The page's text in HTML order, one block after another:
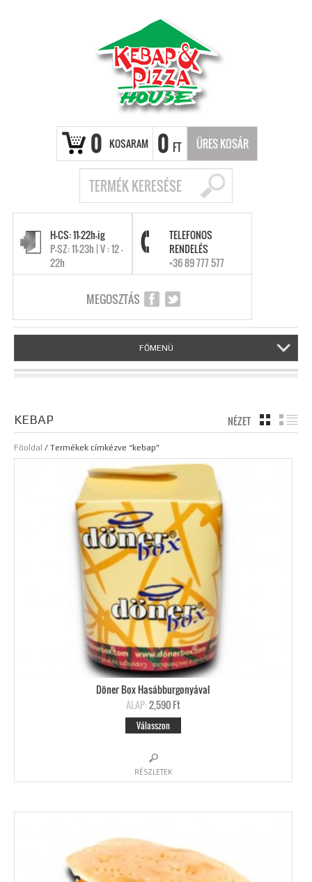
0 KOSARAM 0 FT ÜRES KOSÁR
H-CS: 11-22h-ig
P-SZ: 11-23h | V : 12 -
22h
TELEFONOS
RENDELÉS
+36 89 777 577
MEGOSZTÁS
FŐMENÜ
KEBAP NÉZET
Főoldal / Termékek címkézve “kebap”
Döner Box Hasábburgonyával
ALAP:2,590 Ft
Válasszon
RÉSZLETEK